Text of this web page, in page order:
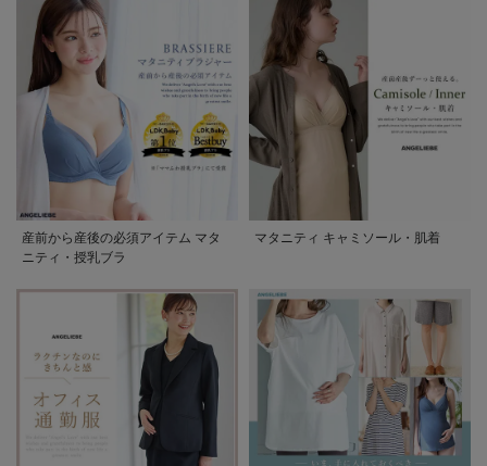
産前から産後の必須アイテム マタ
ニティ・授乳ブラ
マタニティ キャミソール・肌着